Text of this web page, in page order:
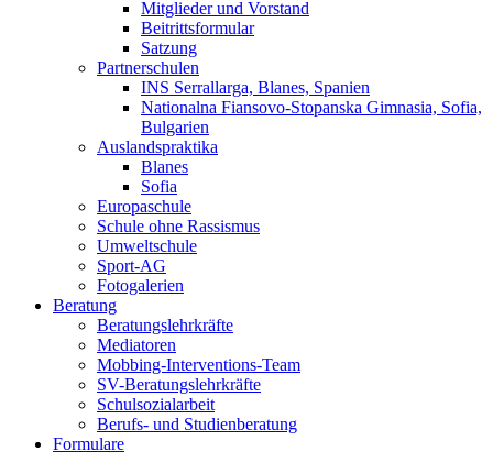
Mitglieder und Vorstand
Beitrittsformular
Satzung
Partnerschulen
INS Serrallarga, Blanes, Spanien
Nationalna Fiansovo-Stopanska Gimnasia, Sofia,
Bulgarien
Auslandspraktika
Blanes
Sofia
Europaschule
Schule ohne Rassismus
Umweltschule
Sport-AG
Fotogalerien
Beratung
Beratungslehrkräfte
Mediatoren
Mobbing-Interventions-Team
SV-Beratungslehrkräfte
Schulsozialarbeit
Berufs- und Studienberatung
Formulare